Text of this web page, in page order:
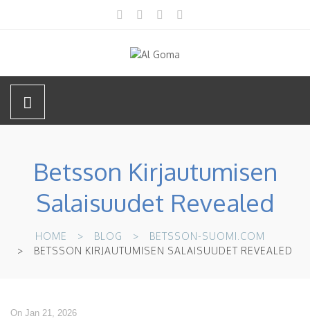
Betsson Kirjautumisen
Salaisuudet Revealed
HOME BLOG
BETSSON-SUOMI.COM
BETSSON KIRJAUTUMISEN SALAISUUDET REVEALED
On Jan 21, 2026